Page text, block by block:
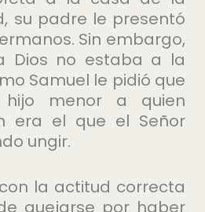
su padre le presentó
Sin embargo,
Dios no estaba a la
Samuel le pidió que
menor a quien
era el que el Señor
ungir.
la actitud correcta
quejarse por haber